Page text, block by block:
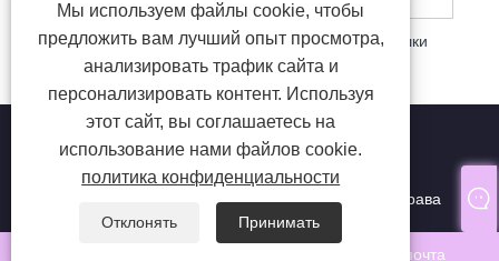
Аниме -сказочный ресницы Аниме -крылышки
Мы используем файлы cookie, чтобы
предложить вам лучший опыт просмотра,
анализировать трафик сайта и
персонализировать контент. Используя
этот сайт, вы соглашаетесь на
использование нами файлов cookie.
политика конфиденциальности
Отклонять
Принимать
Электронная почта
Copyright © 2024 Qingdao SP Eyelash Co., Ltd. Все права
защищены.